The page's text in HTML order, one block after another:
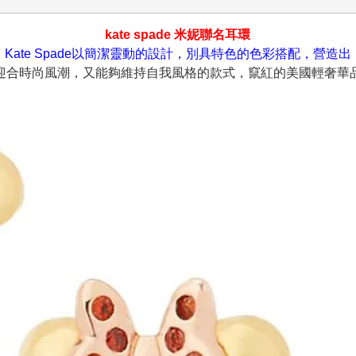
kate spade 米妮聯名耳環
Kate Spade以簡潔靈動的設計，別具特色的色彩搭配，營造出
合時尚風潮，又能夠維持自我風格的款式，竄紅的美國輕奢華